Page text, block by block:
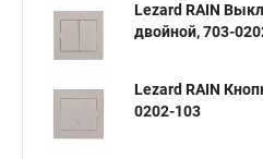
Lezard RAIN
двойной, 703-
Lezard RAIN
0202-103